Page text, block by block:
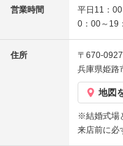
営業時間
平日11：
0：00～19
住所
〒670-0927
兵庫県姫路
地図
※結婚式場
来店前に必